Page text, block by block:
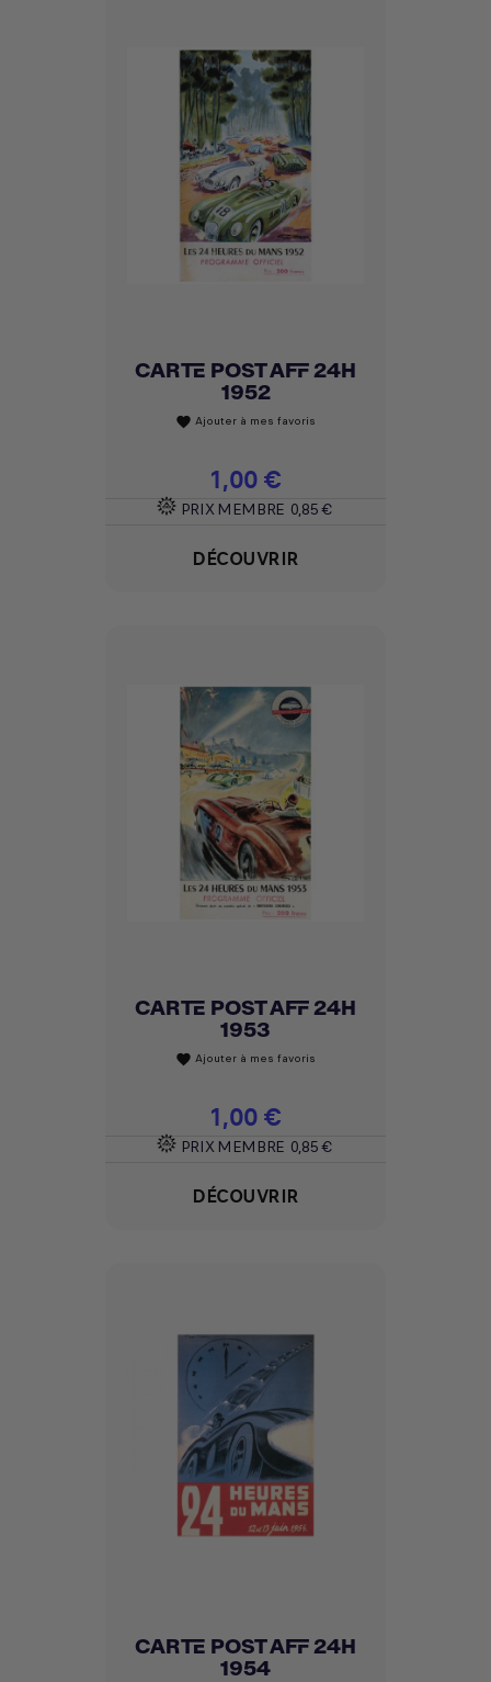
CARTE POST AFF 24H
1952
favorite Ajouter à mes favoris
Prix
1,00 €
PRIX MEMBRE 0,85 €
DÉCOUVRIR
CARTE POST AFF 24H
1953
favorite Ajouter à mes favoris
Prix
1,00 €
PRIX MEMBRE 0,85 €
DÉCOUVRIR
CARTE POST AFF 24H
1954